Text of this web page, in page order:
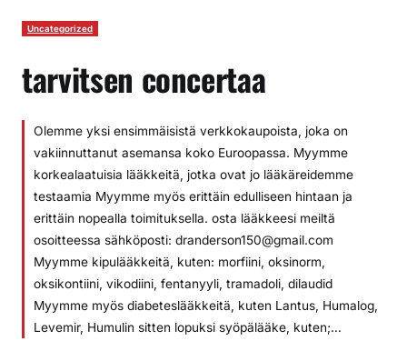
Uncategorized
tarvitsen concertaa
Olemme yksi ensimmäisistä verkkokaupoista, joka on
vakiinnuttanut asemansa koko Euroopassa. Myymme
korkealaatuisia lääkkeitä, jotka ovat jo lääkäreidemme
testaamia Myymme myös erittäin edulliseen hintaan ja
erittäin nopealla toimituksella. osta lääkkeesi meiltä
osoitteessa sähköposti: dranderson150@gmail.com
Myymme kipulääkkeitä, kuten: morfiini, oksinorm,
oksikontiini, vikodiini, fentanyyli, tramadoli, dilaudid
Myymme myös diabeteslääkkeitä, kuten Lantus, Humalog,
Levemir, Humulin sitten lopuksi syöpälääke, kuten;…